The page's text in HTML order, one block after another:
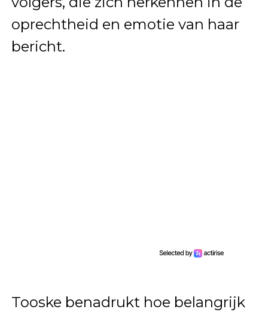
oprechtheid en emotie van haar
bericht.
Tooske benadrukt hoe belangrijk